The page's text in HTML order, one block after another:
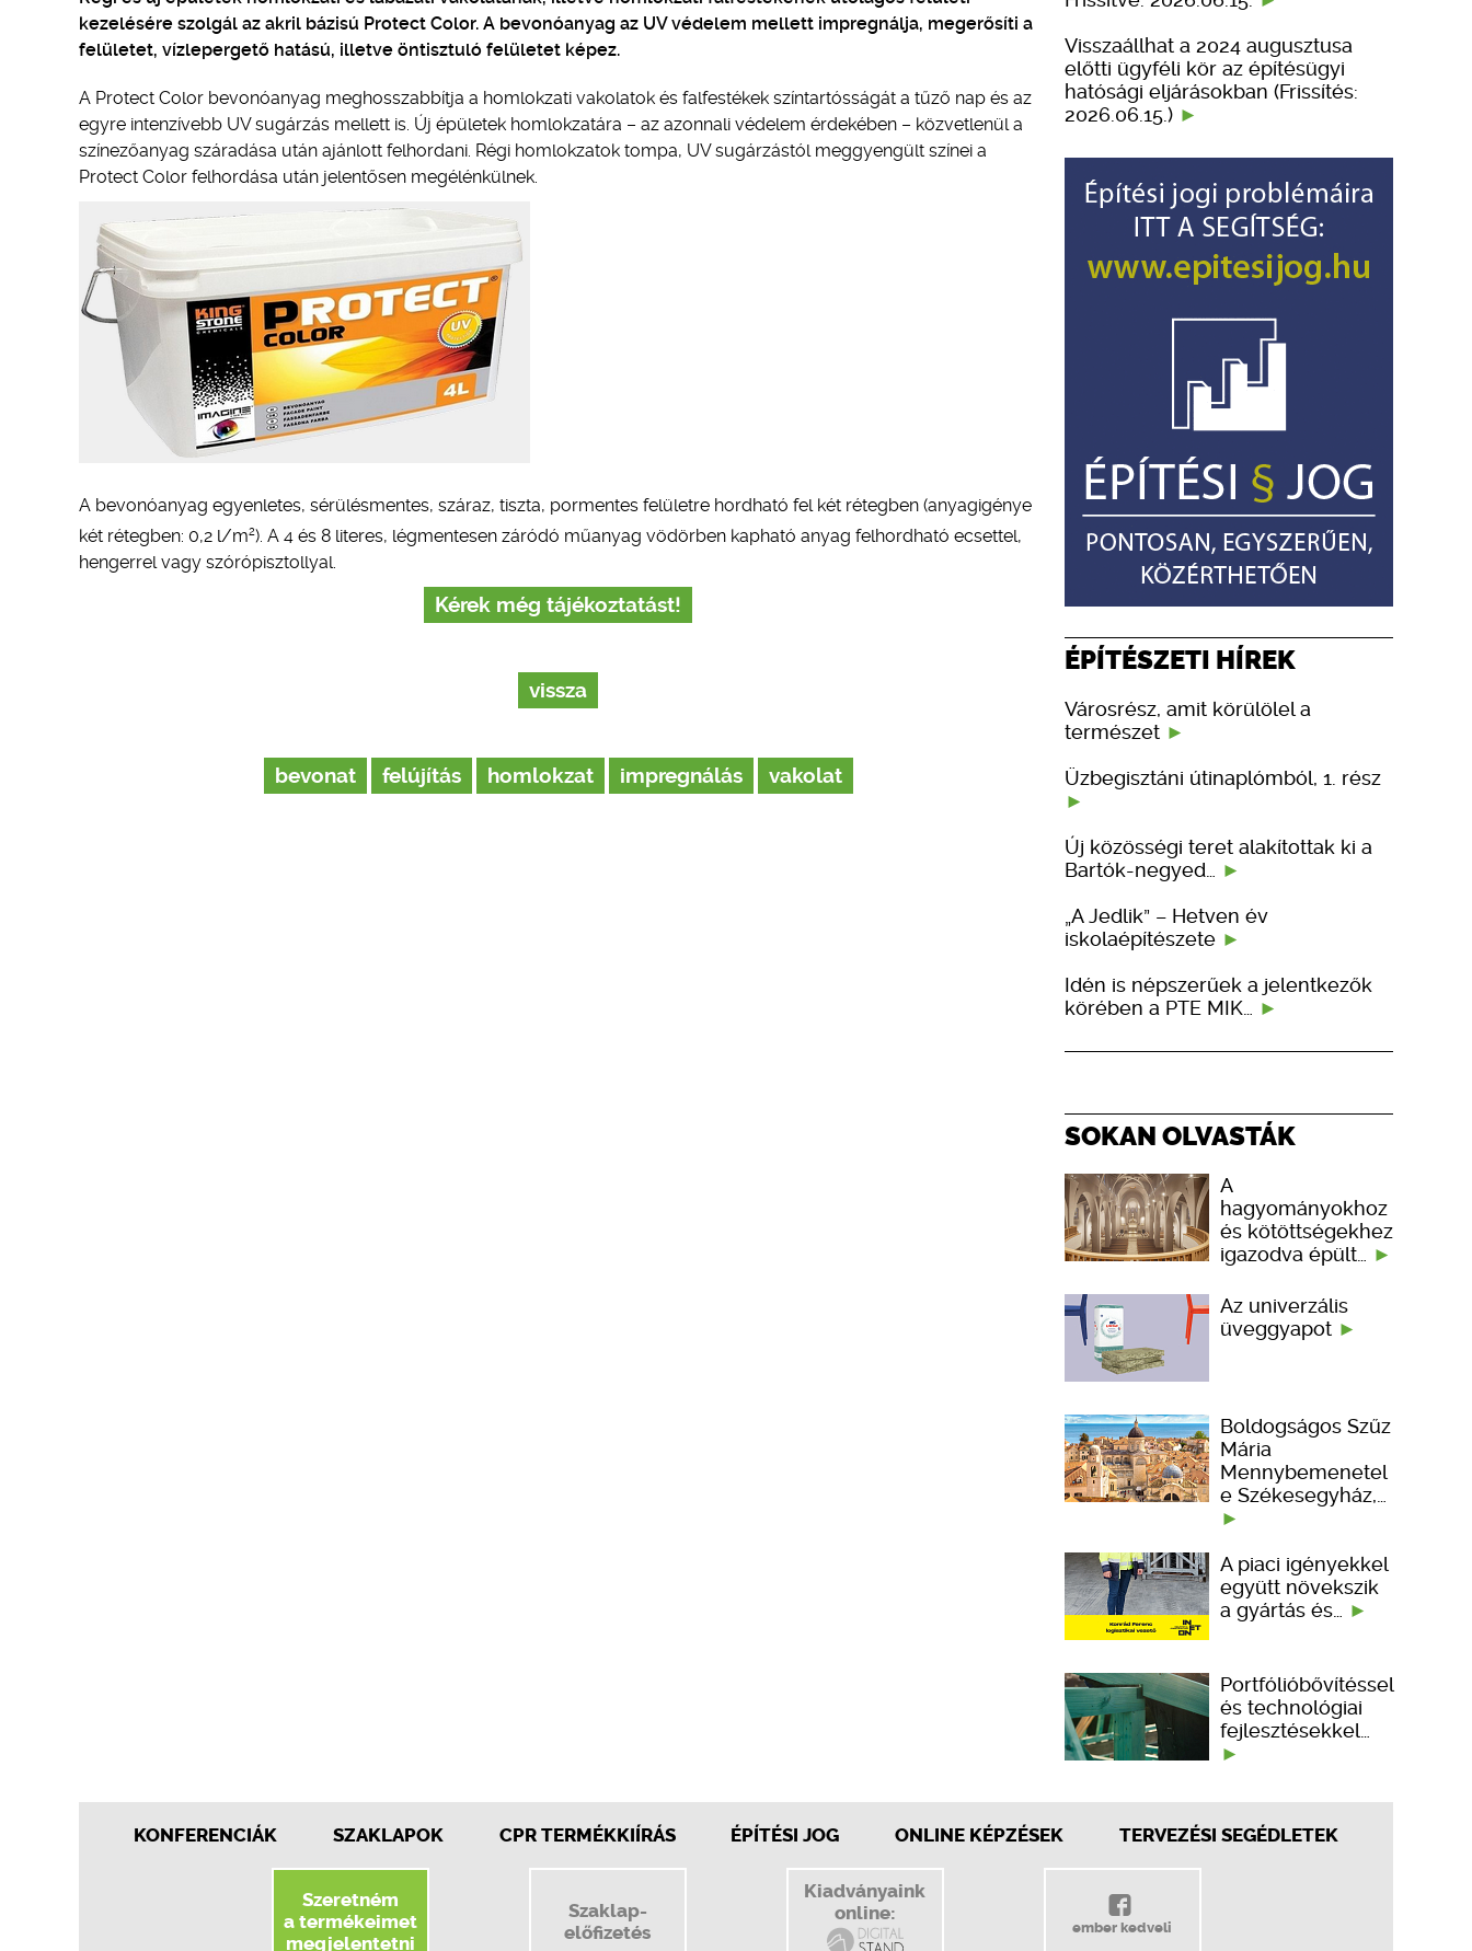
kezelésére szolgál az akril bázisú Protect Color. A bevonóanyag az UV védelem mellett impregnálja, megerősíti a
felületet, vízlepergető hatású, illetve öntisztuló felületet képez.
A Protect Color bevonóanyag meghosszabbítja a homlokzati vakolatok és falfestékek színtartósságát a tűző nap és az
egyre intenzívebb UV sugárzás mellett is. Új épületek homlokzatára – az azonnali védelem érdekében – közvetlenül a
színezőanyag száradása után ajánlott felhordani. Régi homlokzatok tompa, UV sugárzástól meggyengült színei a
Protect Color felhordása után jelentősen megélénkülnek.
A bevonóanyag egyenletes, sérülésmentes, száraz, tiszta, pormentes felületre hordható fel két rétegben (anyagigénye
két rétegben: 0,2 l/m2). A 4 és 8 literes, légmentesen záródó műanyag vödörben kapható anyag felhordható ecsettel,
hengerrel vagy szórópisztollyal.
Kérek még tájékoztatást!
vissza
bevonat felújítás homlokzat impregnálás vakolat
Visszaállhat a 2024 augusztusa
előtti ügyféli kör az építésügyi
hatósági eljárásokban (Frissítés:
2026.06.15.)
ÉPÍTÉSZETI HÍREK
Városrész, amit körülölel a
természet
Üzbegisztáni útinaplómból, 1. rész
Új közösségi teret alakítottak ki a
Bartók-negyed…
„A Jedlik” – Hetven év
iskolaépítészete
Idén is népszerűek a jelentkezők
körében a PTE MIK…
SOKAN OLVASTÁK
A
hagyományokhoz
és kötöttségekhez
igazodva épült…
Az univerzális
üveggyapot
Boldogságos Szűz
Mária
Mennybemenetel
e Székesegyház,…
A piaci igényekkel
együtt növekszik
a gyártás és…
Portfólióbővítéssel
és technológiai
fejlesztésekkel…
KONFERENCIÁK SZAKLAPOK CPR TERMÉKKIÍRÁS ÉPÍTÉSI JOG ONLINE KÉPZÉSEK TERVEZÉSI SEGÉDLETEK
Szeretném
a termékeimet
megjelentetni
Szaklap-
előfizetés
Kiadványaink
online:
ember kedveli